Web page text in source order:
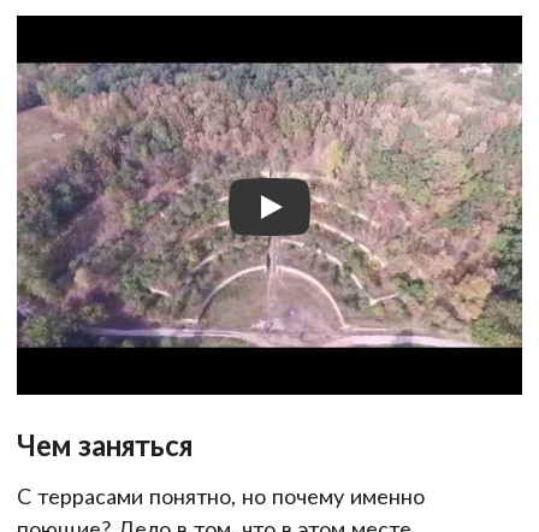
Чем заняться
С террасами понятно, но почему именно